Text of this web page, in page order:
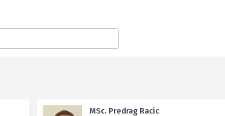
MSc. Predrag Racic